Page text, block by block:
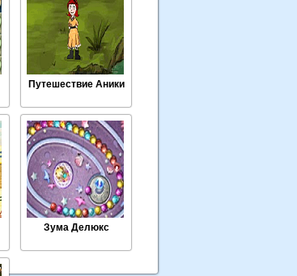
Путешествие Аники
Зума Делюкс